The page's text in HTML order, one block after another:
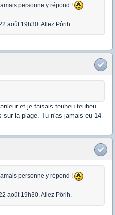
personne y répond !
août 19h30. Allez Pôrih.
et je faisais teuheu teuheu
sur la plage. Tu n'as jamais eu 14
personne y répond !
août 19h30. Allez Pôrih.